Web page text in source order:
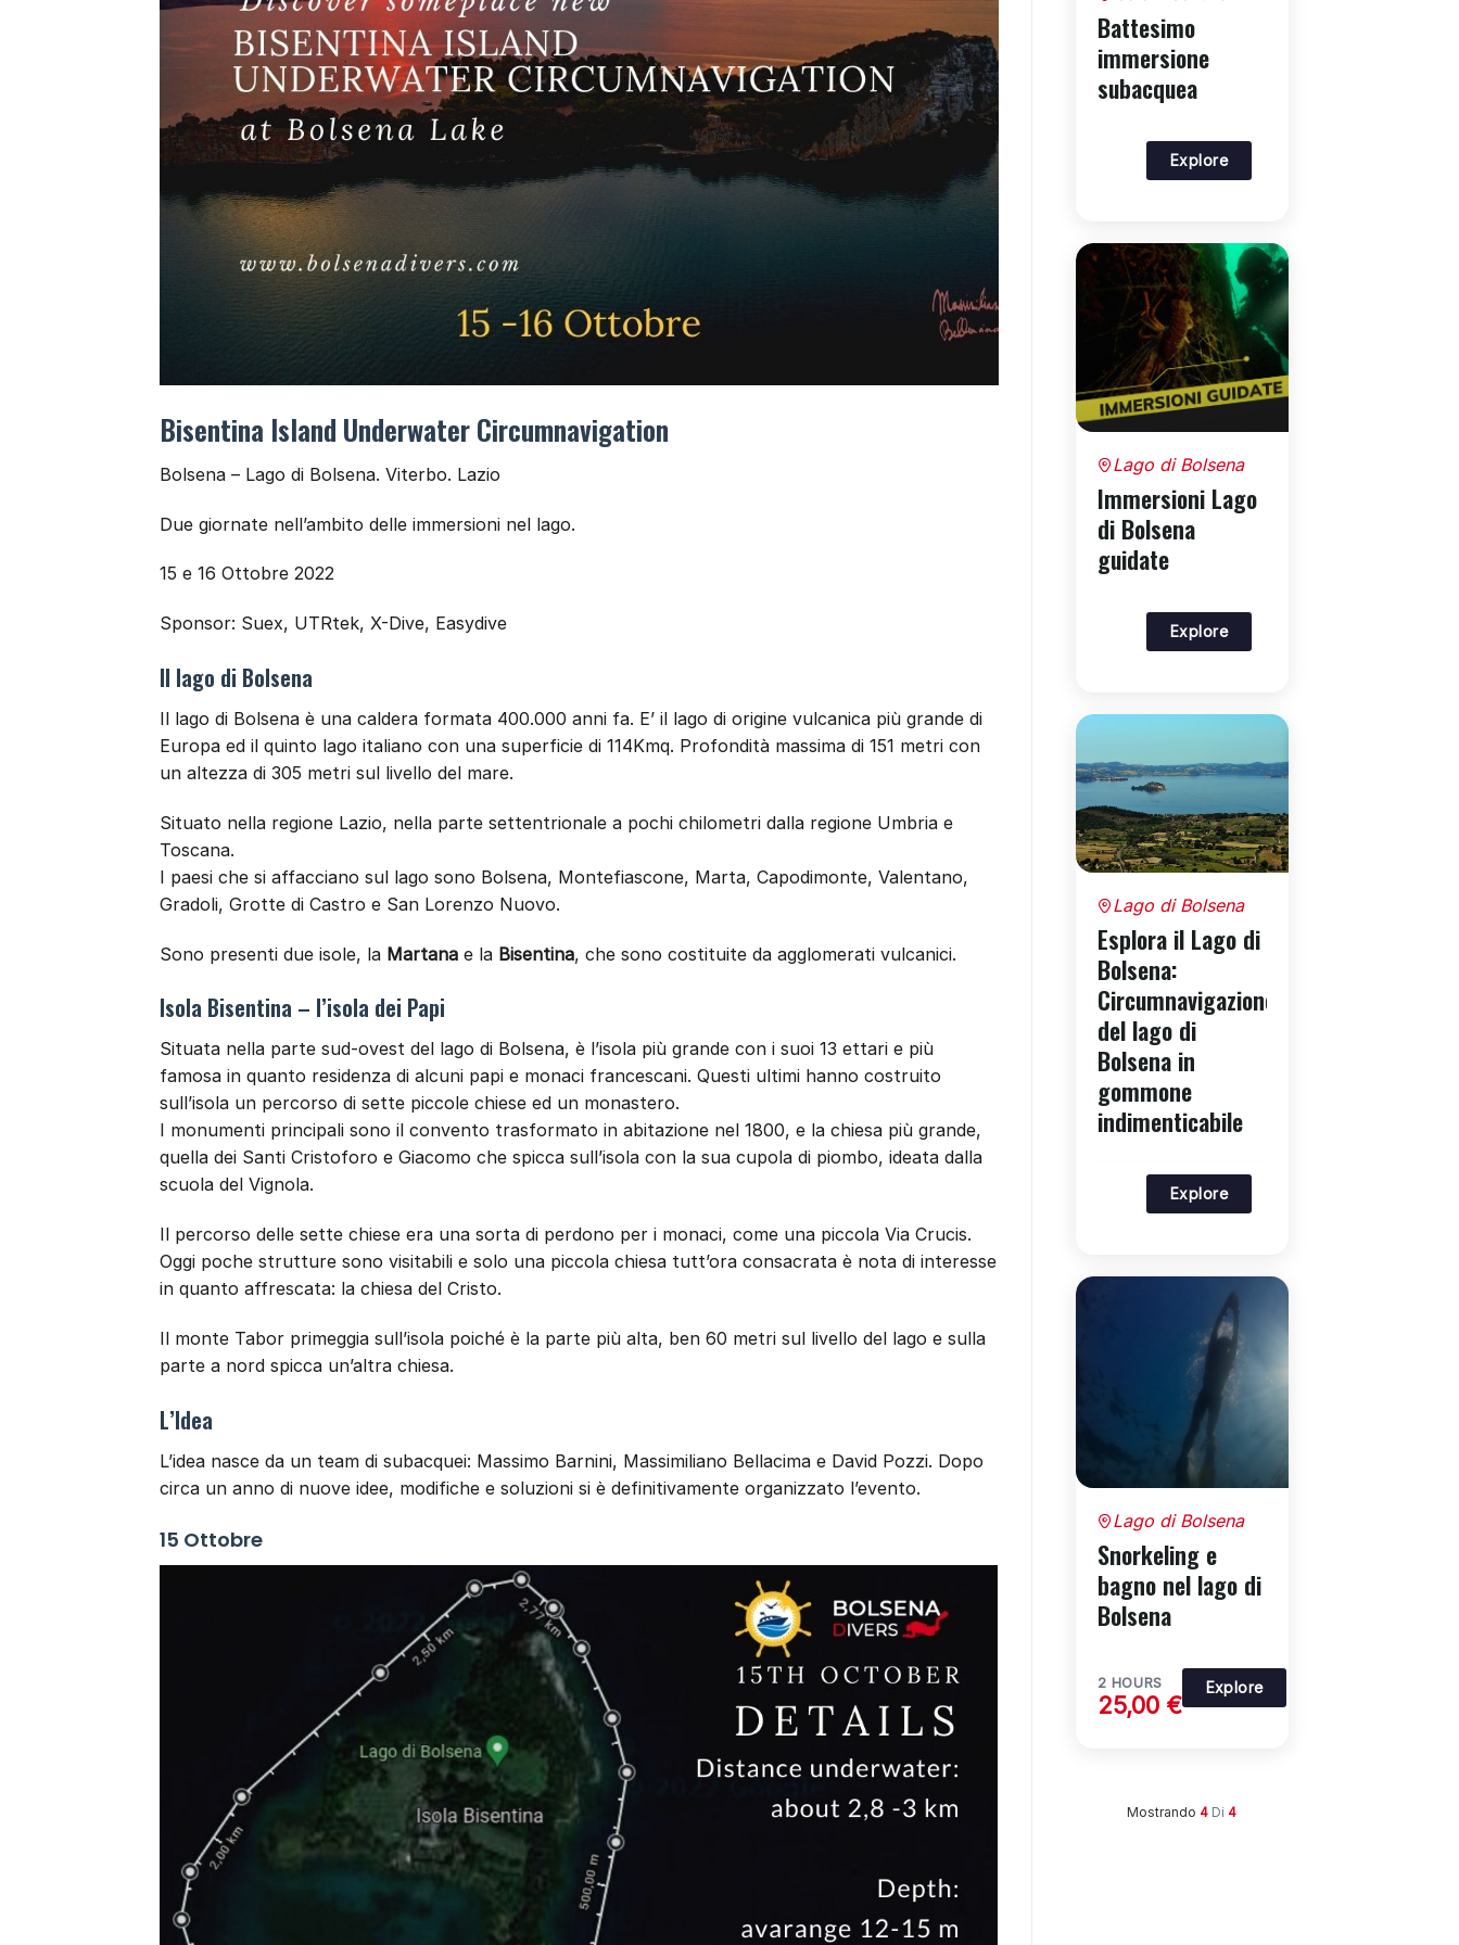
Bisentina Island Underwater Circumnavigation
Bolsena – Lago di Bolsena. Viterbo. Lazio
Due giornate nell’ambito delle immersioni nel lago.
15 e 16 Ottobre 2022
Sponsor: Suex, UTRtek, X-Dive, Easydive
Il lago di Bolsena
Il lago di Bolsena è una caldera formata 400.000 anni fa. E’ il lago di origine vulcanica più grande di
Europa ed il quinto lago italiano con una superficie di 114Kmq. Profondità massima di 151 metri con
un altezza di 305 metri sul livello del mare.
Situato nella regione Lazio, nella parte settentrionale a pochi chilometri dalla regione Umbria e
Toscana.
I paesi che si affacciano sul lago sono Bolsena, Montefiascone, Marta, Capodimonte, Valentano,
Gradoli, Grotte di Castro e San Lorenzo Nuovo.
Sono presenti due isole, la Martana e la Bisentina, che sono costituite da agglomerati vulcanici.
Isola Bisentina – l’isola dei Papi
Situata nella parte sud-ovest del lago di Bolsena, è l’isola più grande con i suoi 13 ettari e più
famosa in quanto residenza di alcuni papi e monaci francescani. Questi ultimi hanno costruito
sull’isola un percorso di sette piccole chiese ed un monastero.
I monumenti principali sono il convento trasformato in abitazione nel 1800, e la chiesa più grande,
quella dei Santi Cristoforo e Giacomo che spicca sull’isola con la sua cupola di piombo, ideata dalla
scuola del Vignola.
Il percorso delle sette chiese era una sorta di perdono per i monaci, come una piccola Via Crucis.
Oggi poche strutture sono visitabili e solo una piccola chiesa tutt’ora consacrata è nota di interesse
in quanto affrescata: la chiesa del Cristo.
Il monte Tabor primeggia sull’isola poiché è la parte più alta, ben 60 metri sul livello del lago e sulla
parte a nord spicca un’altra chiesa.
L’Idea
L’idea nasce da un team di subacquei: Massimo Barnini, Massimiliano Bellacima e David Pozzi. Dopo
circa un anno di nuove idee, modifiche e soluzioni si è definitivamente organizzato l’evento.
15 Ottobre
Battesimo
immersione
subacquea
Explore
Lago di Bolsena
Immersioni Lago
di Bolsena
guidate
Explore
Lago di Bolsena
Esplora il Lago di
Bolsena:
Circumnavigazione
del lago di
Bolsena in
gommone
indimenticabile
Explore
Lago di Bolsena
Snorkeling e
bagno nel lago di
Bolsena
2 HOURS
25,00 €
Explore
Mostrando 4 Di 4